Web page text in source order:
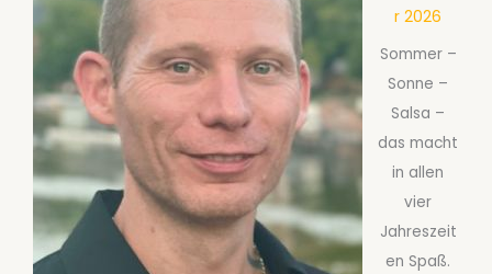
r 2026
Sommer –
Sonne –
Salsa –
das macht
in allen
vier
Jahreszeit
en Spaß.